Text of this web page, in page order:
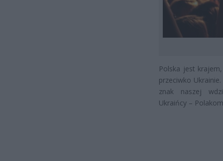
Polska jest
przeciwko
znak naszej
Ukraińcy –